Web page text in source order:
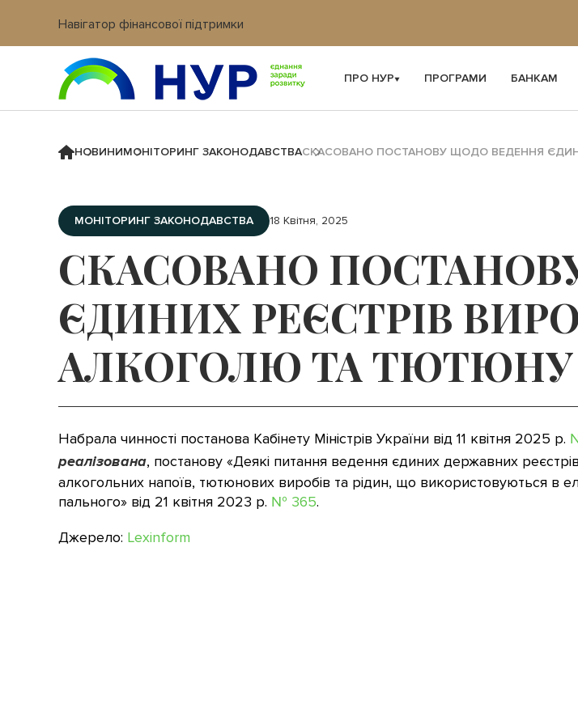
Навігатор фінансової підтримки
Вхід в кабінет IT платформи
ПРО НУР ПРОГРАМИ БАНКАМ
НОВИНИМОНІТОРИНГ ЗАКОНОДАВСТВАСКАСОВАНО ПОСТАНОВУ ЩОДО ВЕДЕННЯ
МОНІТОРИНГ ЗАКОНОДАВСТВА 18 Квітня, 2025
СКАСОВАНО
ЄДИНИХ РЕЄСТРІВ
АЛКОГОЛЮ ТА ТЮТЮНУ
Набрала чинності постанова Кабінету Міністрів України від 11 квітня 2025 р.
реалізована, постанову «Деякі питання ведення єдиних державних реєстрів
алкогольних напоїв, тютюнових виробів та рідин, що використовуються в
пального» від 21 квітня 2023 р. № 365.
Джерело: Lexinform